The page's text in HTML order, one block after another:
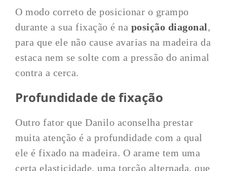
O modo correto de posicionar o grampo
durante a sua fixação é na posição diagonal,
para que ele não cause avarias na madeira da
estaca nem se solte com a pressão do animal
contra a cerca.
Profundidade de fixação
Outro fator que Danilo aconselha prestar
muita atenção é a profundidade com a qual
ele é fixado na madeira. O arame tem uma
certa elasticidade, uma torção alternada, que